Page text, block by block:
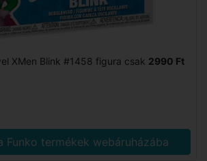
XMen Blink #1458 figura csak 2990 Ft
Funko termékek webáruházába